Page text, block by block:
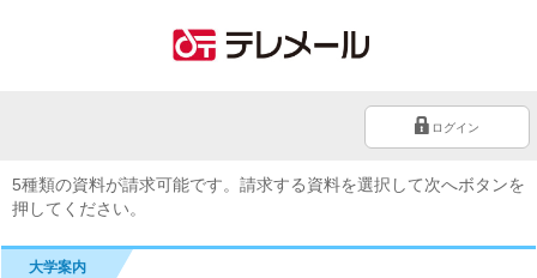
ログイン
5種類の資料が請求可能です。請求する資料を選択して次へボタンを
押してください。
大学案内